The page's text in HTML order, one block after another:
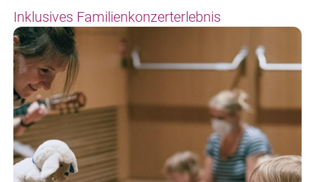
Inklusives Familienkonzerterlebnis